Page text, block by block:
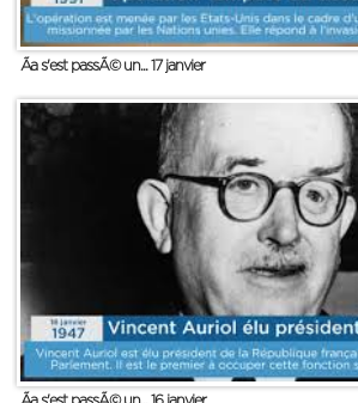
Ãa s'est passÃ© un... 17 janvier